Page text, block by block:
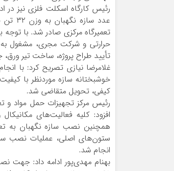
عدد
تعمیرگاه مرکزی صادر شد. با توجه
حرارتی و شرکت مجری، مشغول به
تأیید طراح پروژه، ساخت تیر ورق،
غلامرضا نیازی تصریح کرد: با
خوشبختانه سازه موردنظر با
کیفی، تحویل متقاضی شد.
رئیس مرکز تجهیزات حمل مواد و
افزود: کلیه فعالیت‌های
همچنین نصب سازه نگهبان به
انجام شد.